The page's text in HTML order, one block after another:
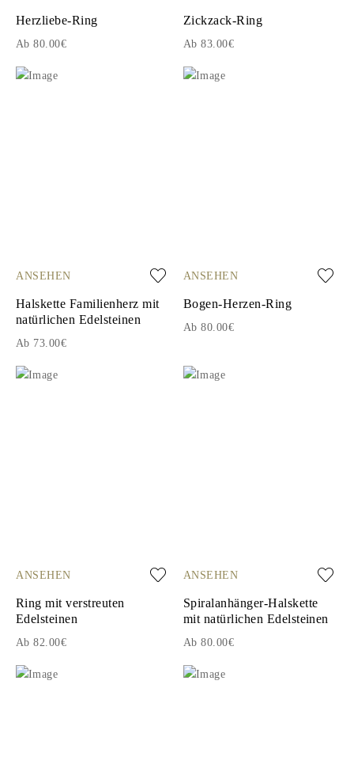
Herzliebe-Ring
Ab 80.00€
Zickzack-Ring
Ab 83.00€
ANSEHEN
Halskette Familienherz mit
natürlichen Edelsteinen
Ab 73.00€
ANSEHEN
Bogen-Herzen-Ring
Ab 80.00€
ANSEHEN
Ring mit verstreuten
Edelsteinen
Ab 82.00€
ANSEHEN
Spiralanhänger-Halskette
mit natürlichen Edelsteinen
Ab 80.00€